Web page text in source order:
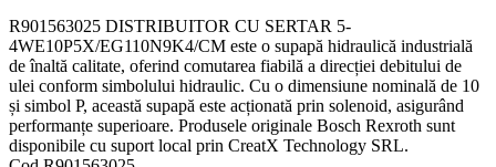
R901563025 DISTRIBUITOR CU SERTAR 5-
4WE10P5X/EG110N9K4/CM este o supapă hidraulică industrială
de înaltă calitate, oferind comutarea fiabilă a direcției debitului de
ulei conform simbolului hidraulic. Cu o dimensiune nominală de 10
și simbol P, această supapă este acționată prin solenoid, asigurând
performanțe superioare. Produsele originale Bosch Rexroth sunt
disponibile cu suport local prin CreatX Technology SRL.